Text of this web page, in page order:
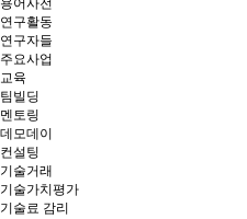
용어사전
연구활동
연구자들
주요사업
교육
팀빌딩
멘토링
데모데이
컨설팅
기술거래
기술가치평가
기술료 감리